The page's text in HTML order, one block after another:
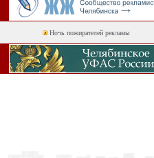
Ночь пожирателей рекламы